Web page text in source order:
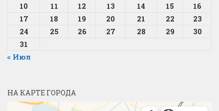
10
11 12 13 14 15
16
17
18 19 20 21 22
23
24
25 26 27 28 29
30
31
« Июл
НА КАРТЕ ГОРОДА